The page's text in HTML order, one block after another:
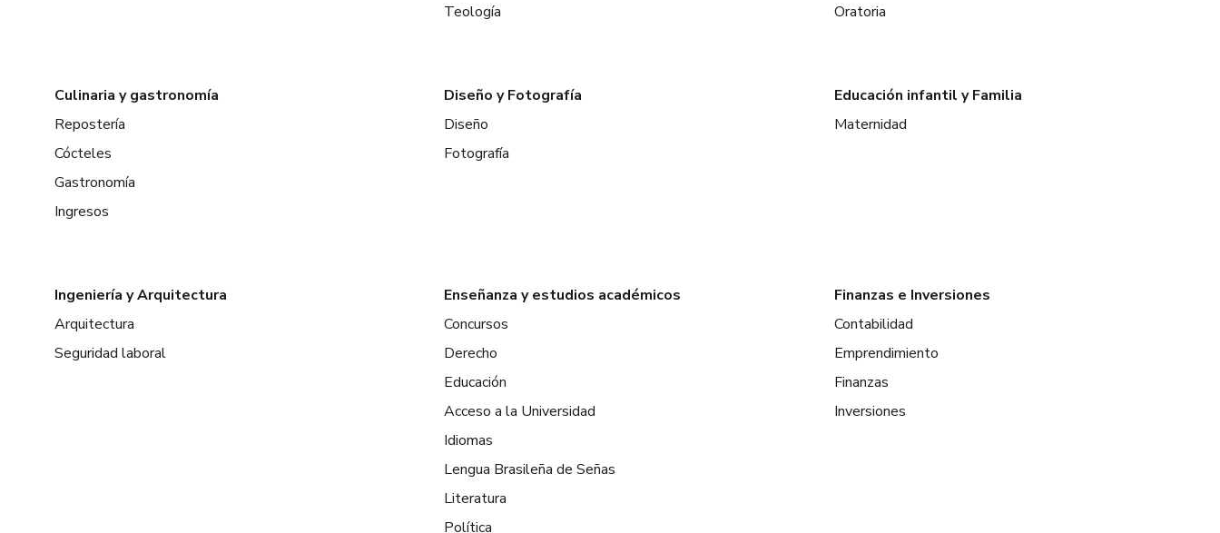
Teología
Oratoria
Culinaria y gastronomía
Repostería
Cócteles
Gastronomía
Ingresos
Diseño y Fotografía
Diseño
Fotografía
Educación infantil y Familia
Maternidad
Ingeniería y Arquitectura
Arquitectura
Seguridad laboral
Enseñanza y estudios académicos
Concursos
Derecho
Educación
Acceso a la Universidad
Idiomas
Lengua Brasileña de Señas
Literatura
Política
Finanzas e Inversiones
Contabilidad
Emprendimiento
Finanzas
Inversiones